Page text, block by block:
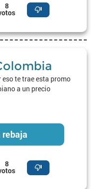
8
te trae esta promo
a un precio
rebaja
8